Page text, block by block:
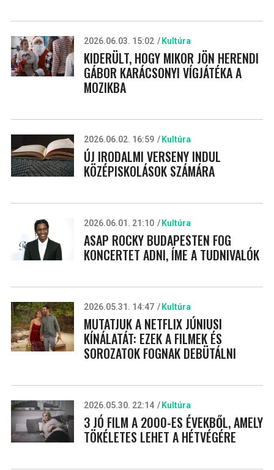
2026.06.03. 15:02 Kultúra
KIDERÜLT, HOGY MIKOR JÖN HERENDI
GÁBOR KARÁCSONYI VÍGJÁTÉKA A
MOZIKBA
2026.06.02. 16:59 Kultúra
ÚJ IRODALMI VERSENY INDUL
KÖZÉPISKOLÁSOK SZÁMÁRA
2026.06.01. 21:10 Kultúra
ASAP ROCKY BUDAPESTEN FOG
KONCERTET ADNI, ÍME A TUDNIVALÓK
2026.05.31. 14:47 Kultúra
MUTATJUK A NETFLIX JÚNIUSI
KÍNÁLATÁT: EZEK A FILMEK ÉS
SOROZATOK FOGNAK DEBÜTÁLNI
2026.05.30. 22:14 Kultúra
3 JÓ FILM A 2000-ES ÉVEKBŐL, AMELY
TÖKÉLETES LEHET A HÉTVÉGÉRE